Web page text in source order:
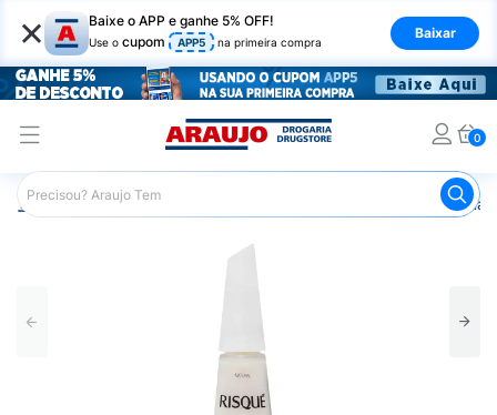
× Baixe o APP e ganhe 5% OFF!
Use o cupom APP5 na primeira compra
Baixar
0
Araujo Beleza e Cuidados